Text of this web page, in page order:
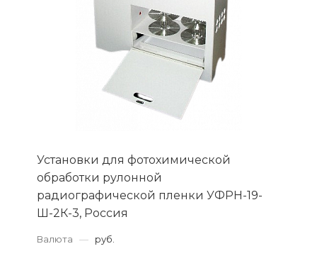
Установки для фотохимической
обработки рулонной
радиографической пленки УФРН-19-
Ш-2К-3, Россия
Валюта — руб.